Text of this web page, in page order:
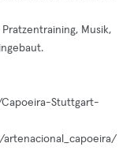
Musik,
Stuttgart-
artenacional_capoeira/